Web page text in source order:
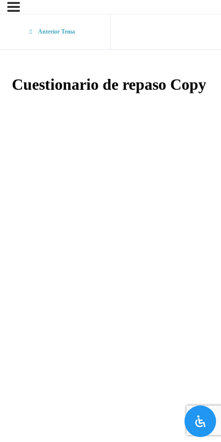
Anterior Tema
Cuestionario de repaso Copy